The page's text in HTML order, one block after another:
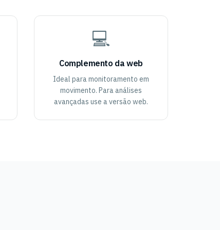
💻
Complemento da web
Ideal para monitoramento em
movimento. Para análises
avançadas use a versão web.